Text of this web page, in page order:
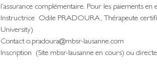
l’assurance complémentaire. Pour les paiements
Instructrice Odile PRADOURA, Thérapeute
University)
Contact o.pradoura@mbsr-lausanne.com